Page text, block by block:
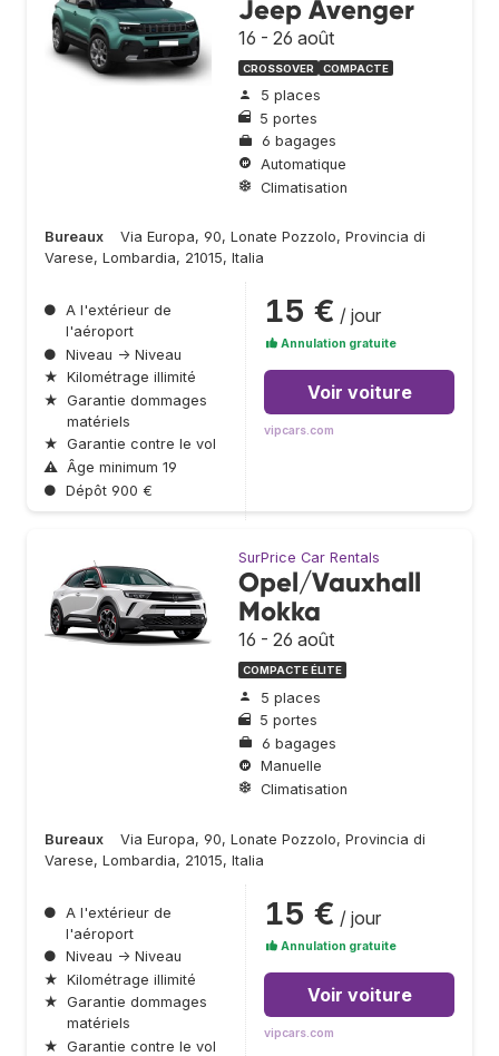
Jeep Avenger
16 - 26 août
CROSSOVER COMPACTE
5 places
5 portes
6 bagages
Automatique
Climatisation
Bureaux
Via Europa, 90, Lonate Pozzolo, Provincia di
Varese, Lombardia, 21015, Italia
● A l'extérieur de
l'aéroport
● Niveau → Niveau
★ Kilométrage illimité
★ Garantie dommages
matériels
★ Garantie contre le vol
⚠ Âge minimum 19
● Dépôt 900 €
15 € / jour
Annulation gratuite
Voir voiture
vipcars.com
SurPrice Car Rentals
Opel/Vauxhall
Mokka
16 - 26 août
COMPACTE ÉLITE
5 places
5 portes
6 bagages
Manuelle
Climatisation
Bureaux
Via Europa, 90, Lonate Pozzolo, Provincia di
Varese, Lombardia, 21015, Italia
● A l'extérieur de
l'aéroport
● Niveau → Niveau
★ Kilométrage illimité
★ Garantie dommages
matériels
★ Garantie contre le vol
15 € / jour
Annulation gratuite
Voir voiture
vipcars.com